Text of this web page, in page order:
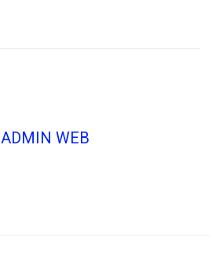
ADMIN WEB